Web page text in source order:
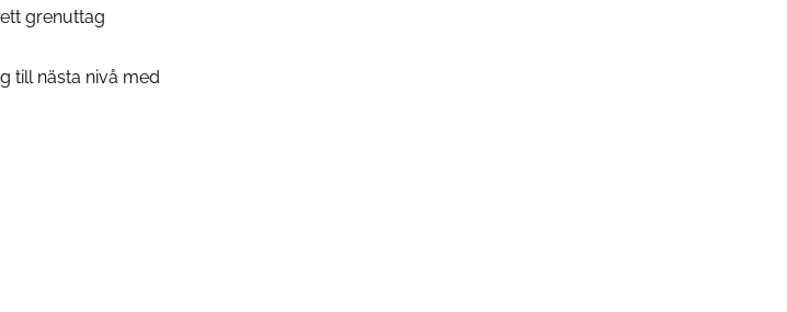
grenuttag
till nästa nivå med